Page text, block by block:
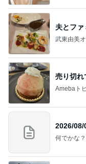
夫とフ
武東由美
売り切れ
Amebaト
2026/08/
何でかな